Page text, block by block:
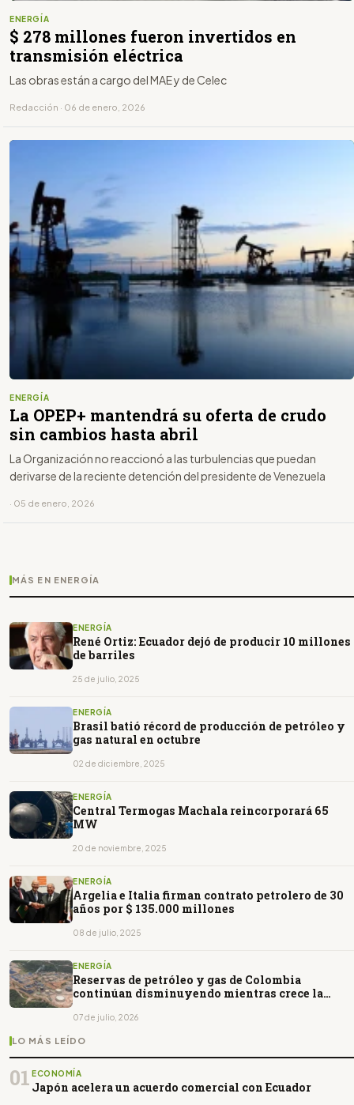
ENERGÍA
$ 278 millones fueron invertidos en
transmisión eléctrica
Las obras están a cargo del MAE y de Celec
Redacción · 06 de enero, 2026
ENERGÍA
La OPEP+ mantendrá su oferta de crudo
sin cambios hasta abril
La Organización no reaccionó a las turbulencias que puedan
derivarse de la reciente detención del presidente de Venezuela
· 05 de enero, 2026
MÁS EN ENERGÍA
ENERGÍA
René Ortiz: Ecuador dejó de producir 10 millones
de barriles
25 de julio, 2025
ENERGÍA
Brasil batió récord de producción de petróleo y
gas natural en octubre
02 de diciembre, 2025
ENERGÍA
Central Termogas Machala reincorporará 65
MW
20 de noviembre, 2025
ENERGÍA
Argelia e Italia firman contrato petrolero de 30
años por $ 135.000 millones
08 de julio, 2025
ENERGÍA
Reservas de petróleo y gas de Colombia
continúan disminuyendo mientras crece la
07 de julio, 2026
LO MÁS LEÍDO
01 ECONOMÍA
Japón acelera un acuerdo comercial con Ecuador